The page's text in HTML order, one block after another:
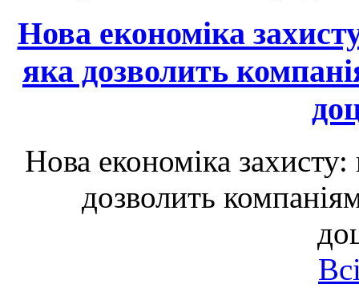
Нова економіка
яка дозволить
Нова економіка
дозволить